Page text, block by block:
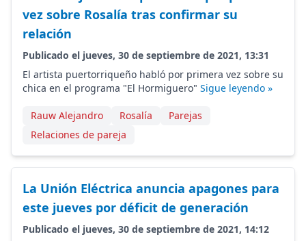
vez sobre Rosalía tras confirmar su
relación
Publicado el jueves, 30 de septiembre de 2021, 13:31
El artista puertorriqueño habló por primera vez sobre su
chica en el programa "El Hormiguero" Sigue leyendo »
Rauw Alejandro Rosalía
Parejas
Relaciones de pareja
La Unión Eléctrica anuncia apagones para
este jueves por déficit de generación
Publicado el jueves, 30 de septiembre de 2021, 14:12